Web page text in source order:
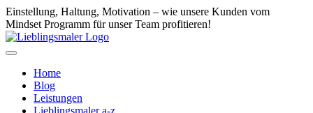
Einstellung, Haltung, Motivation – wie unsere Kunden vom
Mindset Programm für unser Team profitieren!
Home
Blog
Leistungen
Lieblingsmaler a-z